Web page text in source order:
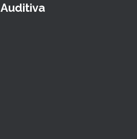
Auditiva